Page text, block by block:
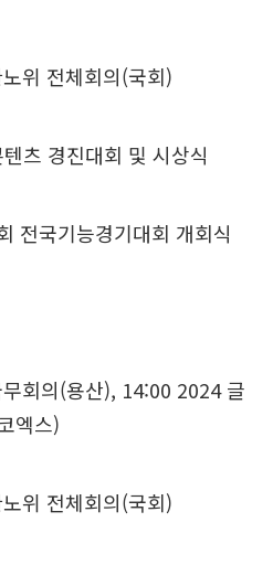
위 전체회의(국회)
츠 경진대회 및 시상식
전국기능경기대회 개회식
회의(용산), 14:00 2024 글
엑스)
위 전체회의(국회)